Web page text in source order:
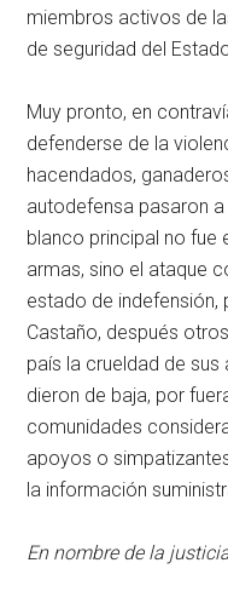
miembros activos de
de seguridad del
Muy pronto, en
defenderse de la
hacendados,
autodefensa pasaron
blanco principal no fue
armas, sino el ataque
estado de indefensión,
Castaño, después
país la crueldad de
dieron de baja, por
comunidades
apoyos o
la información
En nombre de la